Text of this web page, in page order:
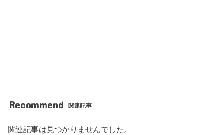
Recommend 関連記事
関連記事は見つかりませんでした。